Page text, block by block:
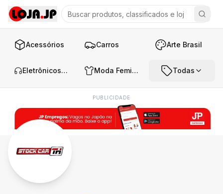
Acessórios Carros Arte Brasil
Eletrônicos e Áudio Moda Feminina Todas
PUBLICIDADE